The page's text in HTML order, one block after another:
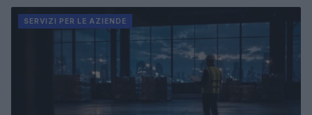
SERVIZI PER LE AZIENDE